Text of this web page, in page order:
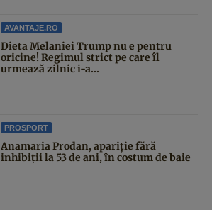
AVANTAJE.RO
Dieta Melaniei Trump nu e pentru
oricine! Regimul strict pe care îl
urmează zilnic i-a...
PROSPORT
Anamaria Prodan, apariție fără
inhibiții la 53 de ani, în costum de baie